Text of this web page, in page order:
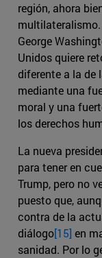
región, ahora
multilateralismo.
George
Unidos quiere
diferente a la de
mediante una
moral y una
los derechos
La nueva
para tener en
Trump, pero no
puesto que,
contra de la
diálogo[15] en
sanidad. Por lo